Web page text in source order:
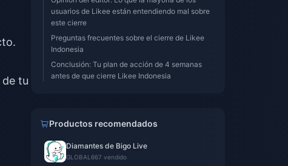
de tu
usuarios de Likee están entendiendo mal sobre
este cierre
Preguntas frecuentes sobre el cierre de Likee
Indonesia
Conclusión: Tu plan de acción de 4 semanas
antes de que cierre Likee Indonesia
Productos recomendados
Diamantes de Bigo Live
GLOBAL 667 vendido